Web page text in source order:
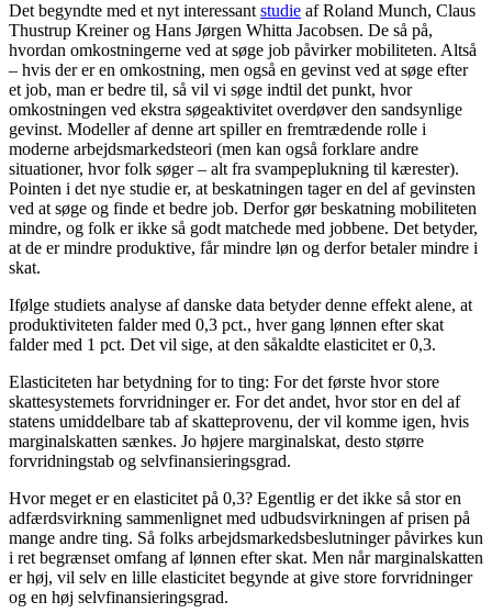
Det begyndte med et nyt interessant studie af Roland Munch, Claus
Thustrup Kreiner og Hans Jørgen Whitta Jacobsen. De så på,
hvordan omkostningerne ved at søge job påvirker mobiliteten. Altså
– hvis der er en omkostning, men også en gevinst ved at søge efter
et job, man er bedre til, så vil vi søge indtil det punkt, hvor
omkostningen ved ekstra søgeaktivitet overdøver den sandsynlige
gevinst. Modeller af denne art spiller en fremtrædende rolle i
moderne arbejdsmarkedsteori (men kan også forklare andre
situationer, hvor folk søger – alt fra svampeplukning til kærester).
Pointen i det nye studie er, at beskatningen tager en del af gevinsten
ved at søge og finde et bedre job. Derfor gør beskatning mobiliteten
mindre, og folk er ikke så godt matchede med jobbene. Det betyder,
at de er mindre produktive, får mindre løn og derfor betaler mindre i
skat.
Ifølge studiets analyse af danske data betyder denne effekt alene, at
produktiviteten falder med 0,3 pct., hver gang lønnen efter skat
falder med 1 pct. Det vil sige, at den såkaldte elasticitet er 0,3.
Elasticiteten har betydning for to ting: For det første hvor store
skattesystemets forvridninger er. For det andet, hvor stor en del af
statens umiddelbare tab af skatteprovenu, der vil komme igen, hvis
marginalskatten sænkes. Jo højere marginalskat, desto større
forvridningstab og selvfinansieringsgrad.
Hvor meget er en elasticitet på 0,3? Egentlig er det ikke så stor en
adfærdsvirkning sammenlignet med udbudsvirkningen af prisen på
mange andre ting. Så folks arbejdsmarkedsbeslutninger påvirkes kun
i ret begrænset omfang af lønnen efter skat. Men når marginalskatten
er høj, vil selv en lille elasticitet begynde at give store forvridninger
og en høj selvfinansieringsgrad.